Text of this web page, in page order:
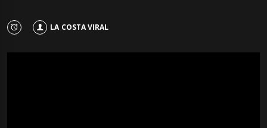
LA COSTA VIRAL